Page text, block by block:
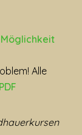
Alle
PDF